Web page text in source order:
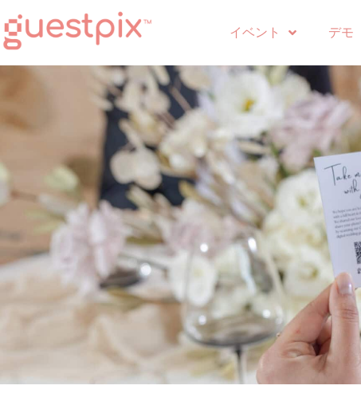
イベント デモ